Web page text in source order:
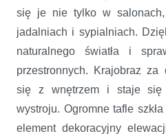
się je nie tylko w
jadalniach i sypialniach.
naturalnego światła i
przestronnych. Krajobraz za
się z wnętrzem i staje się
wystroju. Ogromne tafle
element dekoracyjny